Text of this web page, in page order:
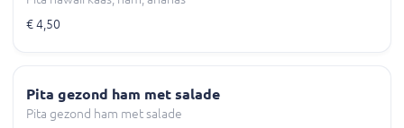
€ 4,50
Pita gezond ham met salade
Pita gezond ham met salade